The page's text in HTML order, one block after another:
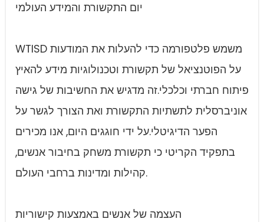
יום התקשורת והמידע העולמי
WTISD משמש פלטפורמה כדי להעלות את המודעות
על הפוטנציאל של תקשורת וטכנולוגיות מידע להאיץ
פיתוח חברתי וכלכלי.זה מדגיש את החשיבות של גישה
אוניברסלית לתשתיות התקשורת ואת הצורך לגשר על
הפער הדיגיטלי.על ידי חוגגים היום, אנו מכירים
בתפקיד הקריטי כי תקשורת משחק בחיבור אנשים,
קהילות ומדינות ברחבי העולם.
העצמה של אנשים באמצעות קישוריות